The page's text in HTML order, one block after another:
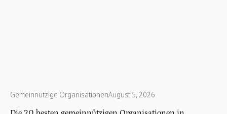
Gemeinnützige OrganisationenAugust 5, 2026